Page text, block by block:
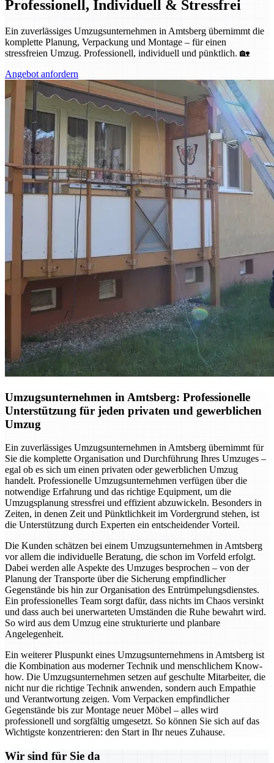
Professionell, Individuell & Stressfrei
Ein zuverlässiges Umzugsunternehmen in Amtsberg übernimmt die
komplette Planung, Verpackung und Montage – für einen
stressfreien Umzug. Professionell, individuell und pünktlich. 🏡
Angebot anfordern
Umzugsunternehmen in Amtsberg: Professionelle
Unterstützung für jeden privaten und gewerblichen
Umzug
Ein zuverlässiges Umzugsunternehmen in Amtsberg übernimmt für
Sie die komplette Organisation und Durchführung Ihres Umzuges –
egal ob es sich um einen privaten oder gewerblichen Umzug
handelt. Professionelle Umzugsunternehmen verfügen über die
notwendige Erfahrung und das richtige Equipment, um die
Umzugsplanung stressfrei und effizient abzuwickeln. Besonders in
Zeiten, in denen Zeit und Pünktlichkeit im Vordergrund stehen, ist
die Unterstützung durch Experten ein entscheidender Vorteil.
Die Kunden schätzen bei einem Umzugsunternehmen in Amtsberg
vor allem die individuelle Beratung, die schon im Vorfeld erfolgt.
Dabei werden alle Aspekte des Umzuges besprochen – von der
Planung der Transporte über die Sicherung empfindlicher
Gegenstände bis hin zur Organisation des Entrümpelungsdienstes.
Ein professionelles Team sorgt dafür, dass nichts im Chaos versinkt
und dass auch bei unerwarteten Umständen die Ruhe bewahrt wird.
So wird aus dem Umzug eine strukturierte und planbare
Angelegenheit.
Ein weiterer Pluspunkt eines Umzugsunternehmens in Amtsberg ist
die Kombination aus moderner Technik und menschlichem Know-
how. Die Umzugsunternehmen setzen auf geschulte Mitarbeiter, die
nicht nur die richtige Technik anwenden, sondern auch Empathie
und Verantwortung zeigen. Vom Verpacken empfindlicher
Gegenstände bis zur Montage neuer Möbel – alles wird
professionell und sorgfältig umgesetzt. So können Sie sich auf das
Wichtigste konzentrieren: den Start in Ihr neues Zuhause.
Wir sind für Sie da